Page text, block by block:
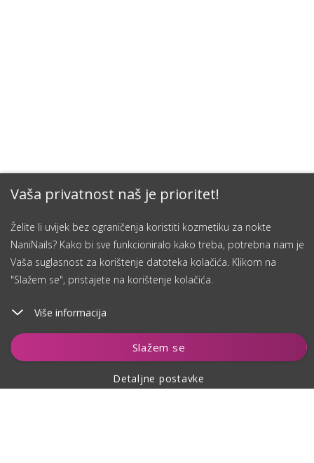
Vaša privatnost naš je prioritet!
Želite li uvijek bez ograničenja koristiti kozmetiku za nokte
NaniNails? Kako bi sve funkcioniralo kako treba, potrebna nam je
Vaša suglasnost za korištenje datoteka kolačića. Klikom na
"Slažem se", pristajete na korištenje kolačića.
Više informacija
Slažem se
Detaljne postavke
Čuvaj